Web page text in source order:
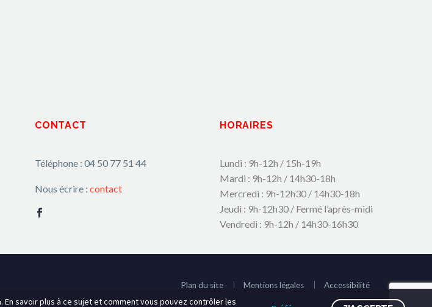
CONTACT
Téléphone : 04 50 77 51 44
Nous écrire : contact
HORAIRES
Lundi : 9h-12h / 15h-19h
Mardi : 9h-12h / 14h30-18h
Mercredi : 9h-12h30 / 14h30-18h
Jeudi : 9h-12h30 / Fermé l’après-midi
Vendredi : 9h-12h / 14h30-16h30
Plan du site Mentions légales Accessibilité
savoir plus à ce sujet et comment vous pouvez contrôler les